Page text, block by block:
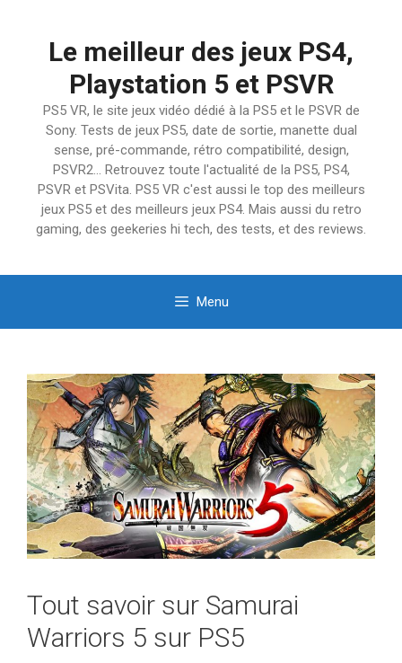
Le meilleur des jeux PS4,
Playstation 5 et PSVR
PS5 VR, le site jeux vidéo dédié à la PS5 et le PSVR de
Sony. Tests de jeux PS5, date de sortie, manette dual
sense, pré-commande, rétro compatibilité, design,
PSVR2… Retrouvez toute l'actualité de la PS5, PS4,
PSVR et PSVita. PS5 VR c'est aussi le top des meilleurs
jeux PS5 et des meilleurs jeux PS4. Mais aussi du retro
gaming, des geekeries hi tech, des tests, et des reviews.
Menu
Tout savoir sur Samurai
Warriors 5 sur PS5